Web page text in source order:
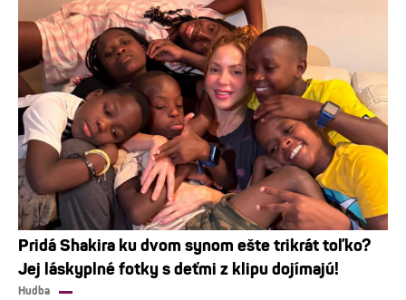
Pridá Shakira ku dvom synom ešte trikrát toľko?
Jej láskyplné fotky s deťmi z klipu dojímajú!
Hudba